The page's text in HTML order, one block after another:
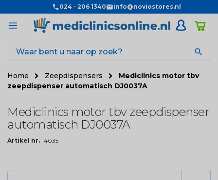
024 - 206 1340 info@noviostores.nl

Home Zeepdispensers
Mediclinics motor tbv
zeepdispenser automatisch DJ0037A
Mediclinics motor tbv zeepdispenser
automatisch DJ0037A
Artikel nr. 14035